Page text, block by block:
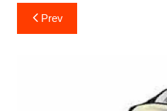
Post
navigation
Prev